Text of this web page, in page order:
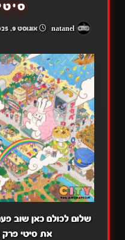
אוגוסט 9, 2025
שלום לכולם כאן שוב
את סיטי פרק 5 האנימה ממשיכה